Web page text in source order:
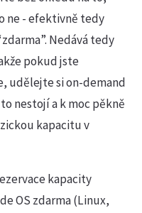
ne - efektivně tedy
Nedává tedy
pokud jste
udělejte si on-demand
nestojí a k moc pěkně
kapacitu v
kapacity
OS zdarma (Linux,